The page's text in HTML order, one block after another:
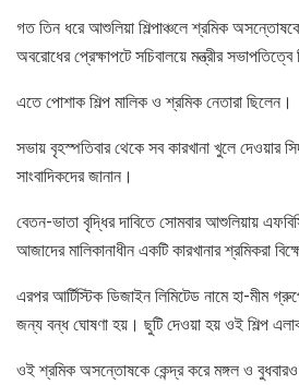
গত তিন ধরে আশুলিয়া শিল্পাঞ্চলে শ্রমিক
অবরোধের প্রেক্ষাপটে সচিবালয়ে মন্ত্রীর
এতে পোশাক শিল্প মালিক ও শ্রমিক নেতারা ছিলেন।
সভায় বৃহস্পতিবার থেকে সব কারখানা খুলে দেওয়ার
সাংবাদিকদের জানান।
বেতন-ভাতা বৃদ্ধির দাবিতে সোমবার আশুলিয়ায়
আজাদের মালিকানাধীন একটি কারখানার শ্রমিকরা
এরপর আর্টিস্টিক ডিজাইন লিমিটেড নামে হা-মীম
জন্য বন্ধ ঘোষণা হয়। ছুটি দেওয়া হয় ওই শিল্প
ওই শ্রমিক অসন্তোষকে কেন্দ্র করে মঙ্গল ও